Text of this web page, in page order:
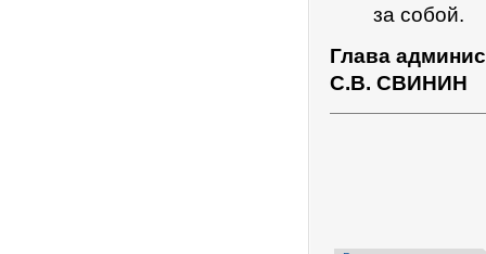
за собой.
Глава
С.В. СВИНИН